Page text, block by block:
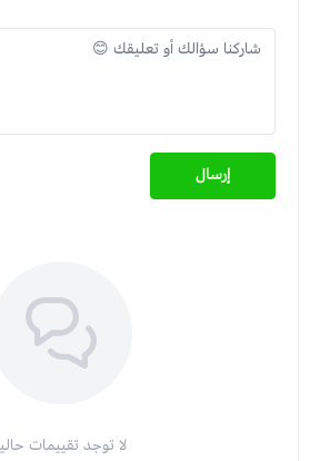
إرسال
لا توجد تقييمات حاليا